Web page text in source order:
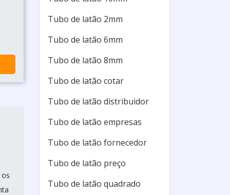
Tubo de latão 2mm
Tubo de latão 6mm
Tubo de latão 8mm
Tubo de latão cotar
Tubo de latão distribuidor
Tubo de latão empresas
Tubo de latão fornecedor
Tubo de latão preço
Tubo de latão quadrado